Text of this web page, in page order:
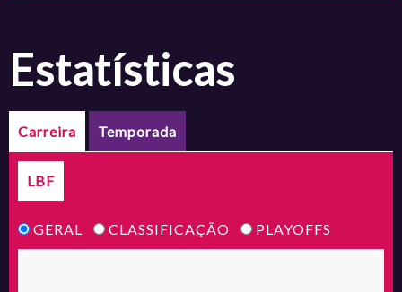
estatísticas
Carreira Temporada
LBF
GERAL CLASSIFICAÇÃO PLAYOFFS